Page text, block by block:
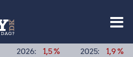
1,5 % 2025: 1,9 %